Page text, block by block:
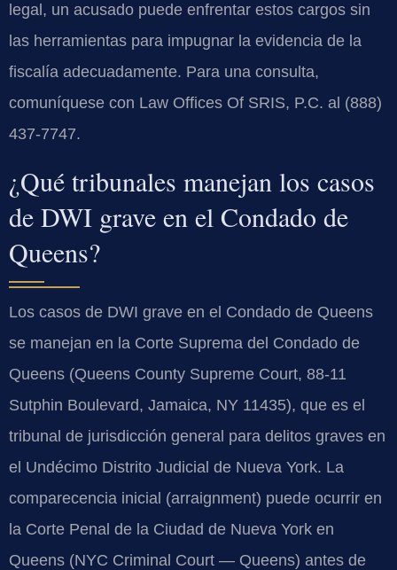
legal, un acusado puede enfrentar estos cargos sin
las herramientas para impugnar la evidencia de la
fiscalía adecuadamente. Para una consulta,
comuníquese con Law Offices Of SRIS, P.C. al (888)
437-7747.
¿Qué tribunales manejan los casos
de DWI grave en el Condado de
Queens?
Los casos de DWI grave en el Condado de Queens
se manejan en la Corte Suprema del Condado de
Queens (Queens County Supreme Court, 88-11
Sutphin Boulevard, Jamaica, NY 11435), que es el
tribunal de jurisdicción general para delitos graves en
el Undécimo Distrito Judicial de Nueva York. La
comparecencia inicial (arraignment) puede ocurrir en
la Corte Penal de la Ciudad de Nueva York en
Queens (NYC Criminal Court — Queens) antes de